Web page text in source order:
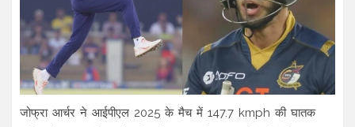
जोफ्रा आर्चर ने आईपीएल 2025 के मैच में 147.7 kmph की घातक